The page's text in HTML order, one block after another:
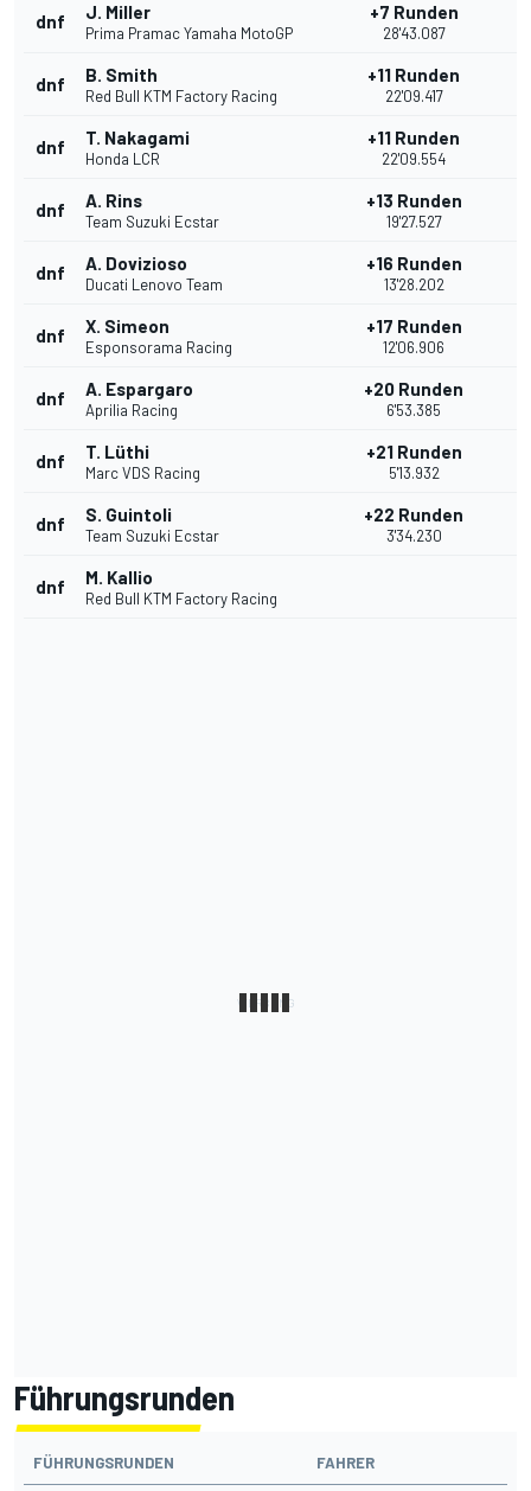
dnf J. Miller
Prima Pramac Yamaha MotoGP
+7 Runden
28'43.087
dnf B. Smith
Red Bull KTM Factory Racing
+11 Runden
22'09.417
dnf T. Nakagami
Honda LCR
+11 Runden
22'09.554
dnf A. Rins
Team Suzuki Ecstar
+13 Runden
19'27.527
dnf A. Dovizioso
Ducati Lenovo Team
+16 Runden
13'28.202
dnf X. Simeon
Esponsorama Racing
+17 Runden
12'06.906
dnf A. Espargaro
Aprilia Racing
+20 Runden
6'53.385
dnf T. Lüthi
Marc VDS Racing
+21 Runden
5'13.932
dnf S. Guintoli
Team Suzuki Ecstar
+22 Runden
3'34.230
dnf M. Kallio
Red Bull KTM Factory Racing
Führungsrunden
FÜHRUNGSRUNDEN FAHRER